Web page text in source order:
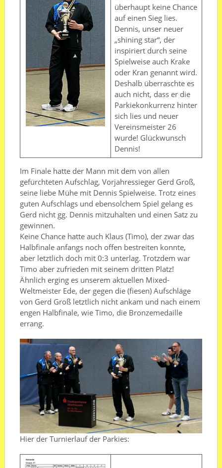
überhaupt keine Chance
auf einen Sieg lies.
Dennis, unser neuer
„shining star“, der
inspiriert durch seine
Spielweise auch Krake
oder Kran genannt wird.
Deshalb überraschte es
auch nicht, dass er die
Parkiekonkurrenz hinter
sich lies und neuer
Vereinsmeister 26
wurde! Glückwunsch
Dennis!
Im Finale hatte der Mann mit dem von allen
gefürchteten Aufschlag, Vorjahressieger Gerd Groß,
seine liebe Mühe mit Dennis Spielweise. Trotz eines
guten Aufschlags und ebensolchem Spiel gelang es
Gerd nicht gg. Dennis mitzuhalten und einen Satz zu
gewinnen.
Keine Chance hatte auch Klaus (Timo), der zwar das
Halbfinale anfangs noch offen bestreiten konnte,
aber letztlich doch mit 0:3 unterlag. Trotzdem war
Timo aber zufrieden mit seinem dritten Platz!
Ähnlich erging es unserem aktuellen Mixed-
Weltmeister Ede, der gegen die (fiesen) Aufschläge
von Gerd Groß letztlich nicht ankam und nach einem
engen Halbfinale, wie Timo, die Bronzemedaille
errang.
Hier der Turnierlauf der Parkies: